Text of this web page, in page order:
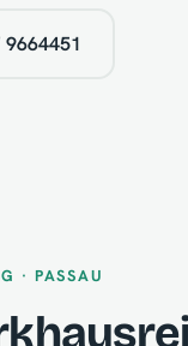
· PASSAU